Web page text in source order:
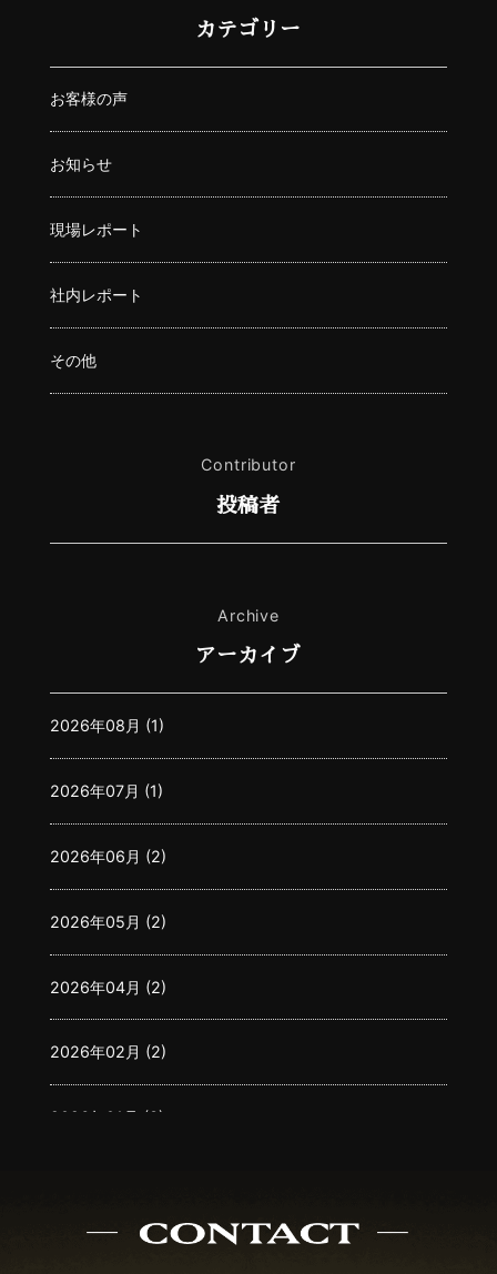
カテゴリー
お客様の声
お知らせ
現場レポート
社内レポート
その他
Contributor
投稿者
Archive
アーカイブ
2026年08月 (1)
2026年07月 (1)
2026年06月 (2)
2026年05月 (2)
2026年04月 (2)
2026年02月 (2)
2026年01月 (3)
2025年11月 (2)